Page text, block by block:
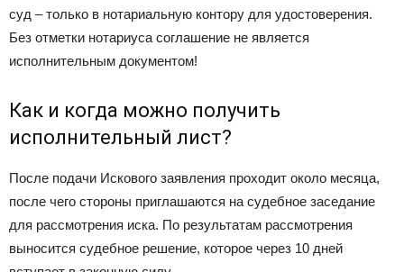
суд – только в нотариальную контору для удостоверения.
Без отметки нотариуса соглашение не является
исполнительным документом!
Как и когда можно получить
исполнительный лист?
После подачи Искового заявления проходит около месяца,
после чего стороны приглашаются на судебное заседание
для рассмотрения иска. По результатам рассмотрения
выносится судебное решение, которое через 10 дней